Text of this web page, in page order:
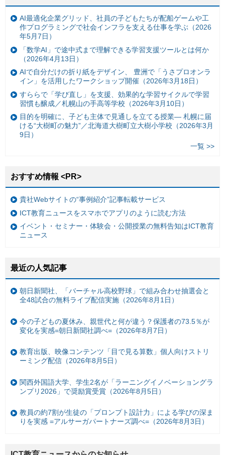
AI最適化企業グリッド、社員の子どもたちが配船ゲームや工
作プログラミングで社会インフラを支える仕事を学ぶ（2026
年5月7日）
「数学AI」で途中式まで理解できる学習支援ツールとは何か
（2026年4月13日）
AIで自分だけの折り紙をデザイン、 豊洲で「うさプロオンラ
イン」を活用したワークショップ開催（2026年3月18日）
すららで「学び直し」を支援、効果的な学習サイクルで学習
習慣も醸成／札幌山の手高等学校（2026年3月10日）
目的を明確に、子ども主体で見通しを立てる授業— 札幌に届
ける“大樹町の魅力”／北海道大樹町立大樹小学校（2026年3月
9日）
一覧 >>
おすすめ情報 <PR>
貴社Webサイトの“事例紹介”記事転載サービス
ICT教育ニュースをスマホでアプリのように読む方法
イベント・セミナー・体験会・公開授業の無料告知はICT教育
ニュース
最近の人気記事
朝日新聞社、「バーチャル高校野球」で組み合わせ抽選会と
全48試合の無料ライブ配信実施（2026年8月1日）
今の子どもの夏休み、親世代と何が違う？保護者の73.5％が
変化を実感=朝日新聞社調べ=（2026年8月7日）
教育出版、映像コンテンツ「目で見る算数」個人向けストリ
ーミング配信（2026年8月5日）
関西外国語大学、学生2名が「ラーニングイノベーショングラ
ンプリ2026」で奨励賞受賞（2026年8月5日）
教員の約7割が生徒の「プロンプト設計力」による学びの深ま
りを実感 =アルサーガパートナーズ調べ=（2026年8月3日）